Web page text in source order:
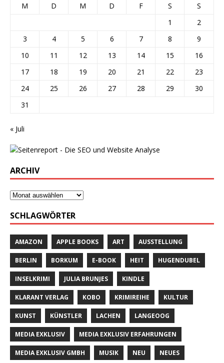
M D M D F S
S
1
2
3
4 5 6 7 8
9
10
11 12 13 14 15
16
17
18 19 20 21 22
23
24
25 26 27 28 29
30
31
« Juli
ARCHIV
SCHLAGWÖRTER
AMAZON APPLE BOOKS ART AUSSTELLUNG
BERLIN BORKUM E-BOOK HEIT HUGENDUBEL
INSELKRIMI JULIA BRUNJES KINDLE
KLARANT VERLAG KOBO KRIMIREIHE KULTUR
KUNST KÜNSTLER LACHEN LANGEOOG
MEDIA EXKLUSIV MEDIA EXKLUSIV ERFAHRUNGEN
MEDIA EXKLUSIV GMBH MUSIK NEU NEUES